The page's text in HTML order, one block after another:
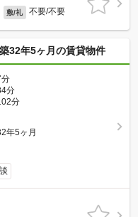
敷/礼 不要/不要
32年5ヶ月の賃貸物件
分
分
分
年5ヶ月